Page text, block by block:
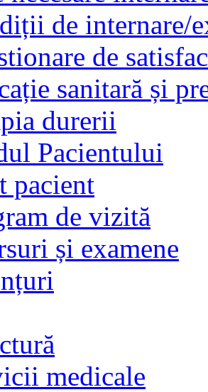
de internare/
de
sanitară și
durerii
Pacientului
pacient
de vizită
și examene
medicale